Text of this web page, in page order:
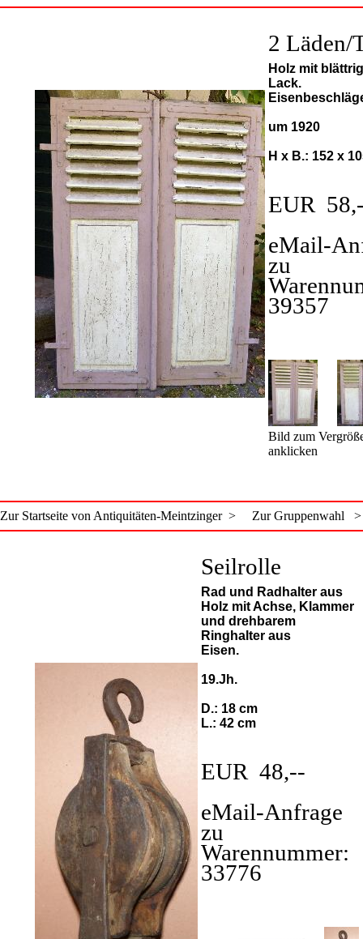
2 Läden/
Holz mit
Lack.
um 1920
H x B.: 152 x
EUR
eMail-
zu
39357
Bild zum
anklicken
Zur Startseite von Antiquitäten-Meintzinger > Zur Gruppenwahl >
Seilrolle
Rad und Radhalter aus
Holz mit Achse, Klammer
und drehbarem
Ringhalter aus
Eisen.
19.Jh.
D.: 18 cm
L.: 42 cm
EUR 48,--
eMail-Anfrage
zu
Warennummer:
33776